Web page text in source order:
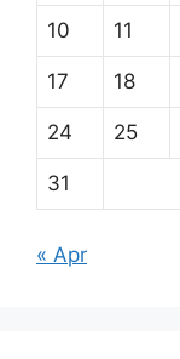
10 11
17 18
24 25
31
« Apr